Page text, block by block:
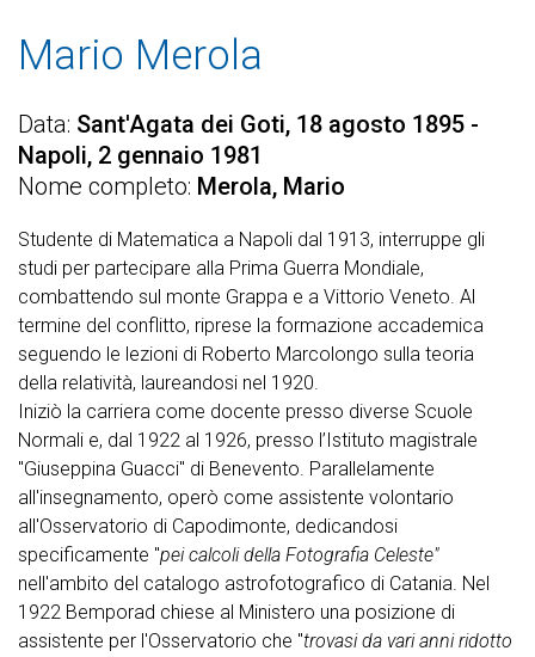
Mario Merola
Data Sant'Agata dei Goti, 18 agosto 1895 -
Napoli, 2 gennaio 1981
Nome completo Merola, Mario
Studente di Matematica a Napoli dal 1913, interruppe gli
studi per partecipare alla Prima Guerra Mondiale,
combattendo sul monte Grappa e a Vittorio Veneto. Al
termine del conflitto, riprese la formazione accademica
seguendo le lezioni di Roberto Marcolongo sulla teoria
della relatività, laureandosi nel 1920.
Iniziò la carriera come docente presso diverse Scuole
Normali e, dal 1922 al 1926, presso l’Istituto magistrale
"Giuseppina Guacci" di Benevento. Parallelamente
all'insegnamento, operò come assistente volontario
all'Osservatorio di Capodimonte, dedicandosi
specificamente "pei calcoli della Fotografia Celeste"
nell'ambito del catalogo astrofotografico di Catania. Nel
1922 Bemporad chiese al Ministero una posizione di
assistente per l'Osservatorio che "trovasi da vari anni ridotto